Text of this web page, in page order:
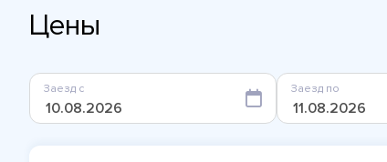
Цены
Заезд с Заезд по